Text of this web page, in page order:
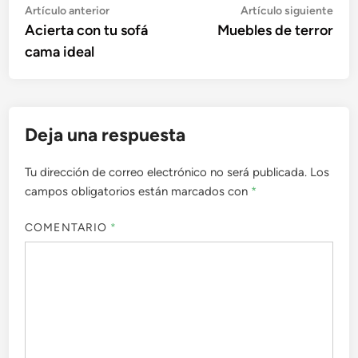
Navegación
de
entradas
Artículo anteriorArtículo
anterior:
Acierta con tu sofá
cama ideal
Artículo siguiente
Muebles de terror
Deja una respuesta
Tu dirección de correo electrónico no será publicada. Los
campos obligatorios están marcados con *
COMENTARIO *